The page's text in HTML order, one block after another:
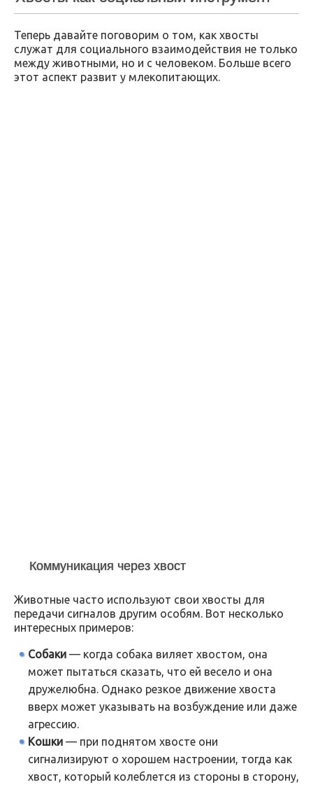
Теперь давайте поговорим о том, как хвосты
служат для социального взаимодействия не только
между животными, но и с человеком. Больше всего
этот аспект развит у млекопитающих.
Коммуникация через хвост
Животные часто используют свои хвосты для
передачи сигналов другим особям. Вот несколько
интересных примеров:
Собаки — когда собака виляет хвостом, она
может пытаться сказать, что ей весело и она
дружелюбна. Однако резкое движение хвоста
вверх может указывать на возбуждение или даже
агрессию.
Кошки — при поднятом хвосте они
сигнализируют о хорошем настроении, тогда как
хвост, который колеблется из стороны в сторону,